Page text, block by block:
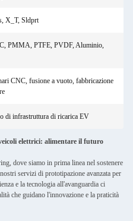
X_T, Sldprt
PMMA, PTFE, PVDF, Aluminio,
CNC, fusione a vuoto, fabbricazione
di infrastruttura di ricarica EV
elettrici: alimentare il futuro
dove siamo in prima linea nel sostenere
servizi di prototipazione avanzata per
e la tecnologia all'avanguardia ci
che guidano l'innovazione e la praticità